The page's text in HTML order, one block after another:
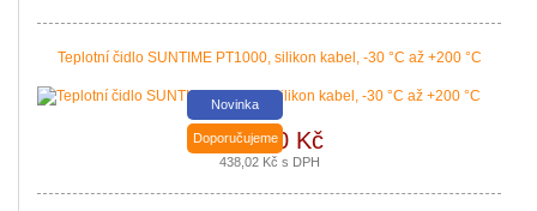
Podávání žádostí o poslední Kotlíkové dotace v Královéhradeckém
Teplotní čidlo SUNTIME PT1000, silikon kabel, -30 °C až +200 °C
Novinka
Doporučujeme
362,00 Kč
438,02 Kč s DPH